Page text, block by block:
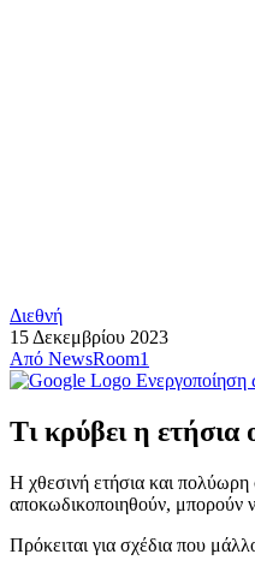
Διεθνή
15 Δεκεμβρίου 2023
Από NewsRoom1
Ενεργοποίηση
Τι κρύβει η
Η χθεσινή ετήσια και
αποκωδικοποιηθούν, μπορούν
Πρόκειται για σχέδια που